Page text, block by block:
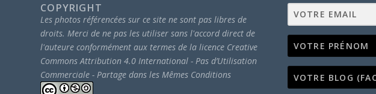
COPYRIGHT
Les photos référencées sur ce site ne sont pas libres de
droits. Merci de ne pas les utiliser sans l'accord direct de
l'auteure conformément aux termes de la licence Creative
Commons Attribution 4.0 International - Pas d’Utilisation
Commerciale - Partage dans les Mêmes Conditions